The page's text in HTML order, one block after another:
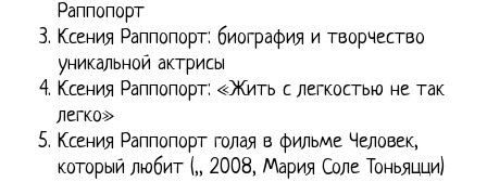
Раппопорт
Ксения Раппопорт: биография и творчество
уникальной актрисы
Ксения Раппопорт: «Жить с легкостью не так
легко»
Ксения Раппопорт голая в фильме Человек,
который любит (,, 2008, Мария Соле Тоньяцци)